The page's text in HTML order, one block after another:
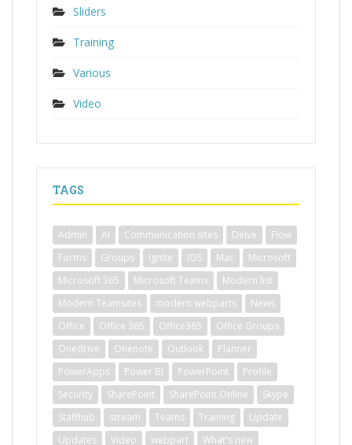
Sliders
Training
Various
Video
TAGS
Admin AI Communication sites Delve
Flow
Forms
Groups Ignite IOS Mac
Microsoft
Microsoft 365
Microsoft Teams
Modern list
Modern Teamsites
modern webparts
News
Office
Office 365 Office365
Office Groups
Onedrive
Onenote Outlook
Planner
PowerApps
Power BI PowerPoint
Profile
Security
SharePoint SharePoint Online
Skype
Staffhub
stream Teams Training
Update
Updates
Video webpart What's new